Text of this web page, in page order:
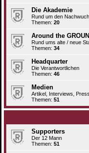
Die Akademie
Rund um den
Themen: 20
Around the
Rund ums alte / neue
Themen: 34
Headquarter
Die Verantwortlichen
Themen: 46
Medien
Artikel, Interviews,
Themen: 51
Supporters
Der 12 Mann
Themen: 51